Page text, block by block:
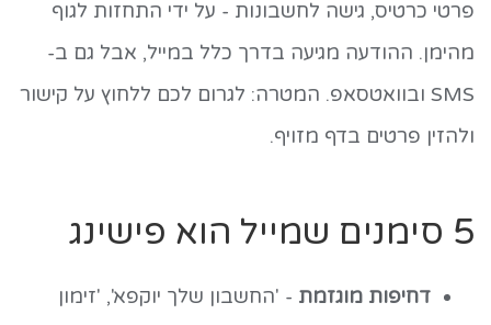
פרטי כרטיס, גישה לחשבונות - על ידי התחזות לגוף
מהימן. ההודעה מגיעה בדרך כלל במייל, אבל גם ב-
SMS ובוואטסאפ. המטרה: לגרום לכם ללחוץ על קישור
ולהזין פרטים בדף מזויף.
5 סימנים שמייל הוא פישינג
דחיפות מוגזמת - 'החשבון שלך יוקפא', 'זימון